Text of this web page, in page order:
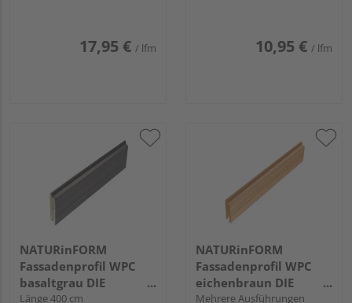
17,95 € / lfm 10,95 € / lfm
NATURinFORM
Fassadenprofil WPC
basaltgrau DIE
GESTALTENDE
Länge 400 cm
NATURinFORM
Fassadenprofil WPC
eichenbraun DIE
GESTALTENDE
Mehrere Ausführungen